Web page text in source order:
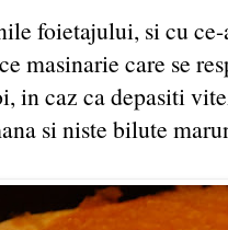
foietajului, si cu
masinarie care se
in caz ca depasiti
si niste bilute